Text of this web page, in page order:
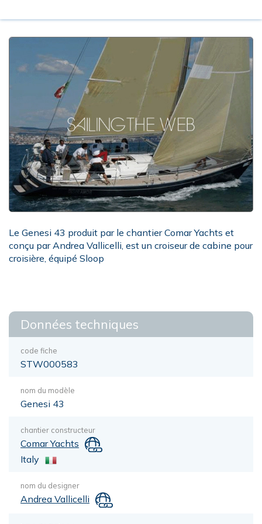
Le Genesi 43 produit par le chantier Comar Yachts et
conçu par Andrea Vallicelli, est un croiseur de cabine pour
croisière, équipé Sloop
Données techniques
code fiche
STW000583
nom du modèle
Genesi 43
chantier constructeur
Comar Yachts
Italy
nom du designer
Andrea Vallicelli